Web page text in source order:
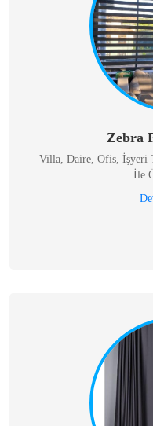
Zebra
Villa, Daire, Ofis, İşyeri
İle